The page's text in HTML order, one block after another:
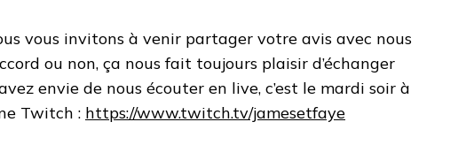
vous invitons à venir partager votre avis avec nous
ou non, ça nous fait toujours plaisir d’échanger
envie de nous écouter en live, c’est le mardi soir à
Twitch : https://www.twitch.tv/jamesetfaye